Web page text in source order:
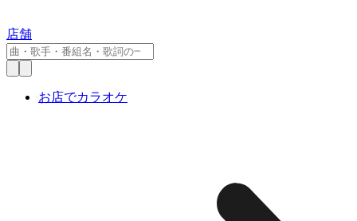
店舗
お店でカラオケ